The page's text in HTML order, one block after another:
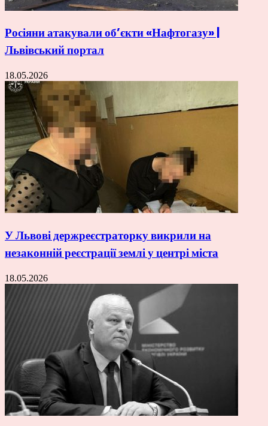
Росіяни атакували об’єкти «Нафтогазу» |
Львівський портал
18.05.2026
У Львові держреєстраторку викрили на
незаконній реєстрації землі у центрі міста
18.05.2026